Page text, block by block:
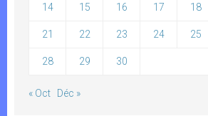
14 15 16 17 18
21 22 23 24 25
28 29 30
« Oct Déc »